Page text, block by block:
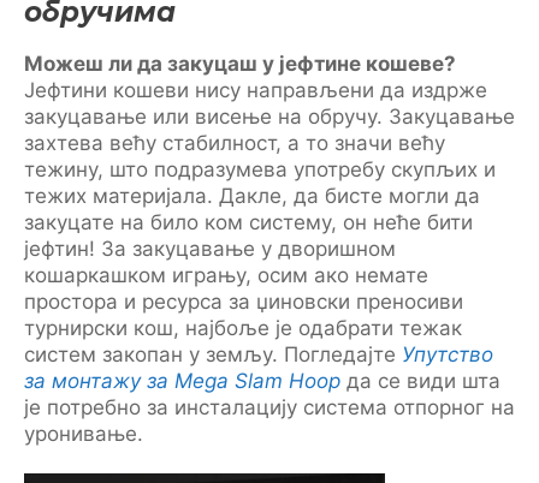
обручима
Можеш ли да закуцаш у јефтине кошеве?
Јефтини кошеви нису направљени да издрже
закуцавање или висење на обручу. Закуцавање
захтева већу стабилност, а то значи већу
тежину, што подразумева употребу скупљих и
тежих материјала. Дакле, да бисте могли да
закуцате на било ком систему, он неће бити
јефтин! За закуцавање у дворишном
кошаркашком игрању, осим ако немате
простора и ресурса за џиновски преносиви
турнирски кош, најбоље је одабрати тежак
систем закопан у земљу. Погледајте Упутство
за монтажу за Mega Slam Hoop да се види шта
је потребно за инсталацију система отпорног на
уронивање.